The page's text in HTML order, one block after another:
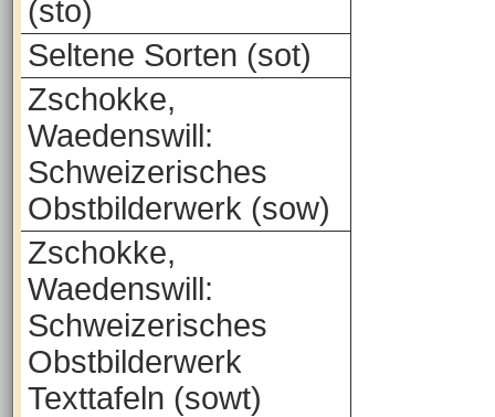
(sto)
Seltene Sorten (sot)
Zschokke,
Waedenswill:
Schweizerisches
Obstbilderwerk (sow)
Zschokke,
Waedenswill:
Schweizerisches
Obstbilderwerk
Texttafeln (sowt)